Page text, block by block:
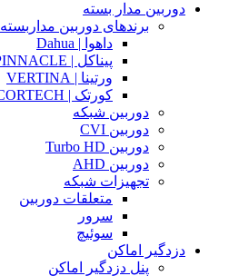
دوربین مدار بسته
برندهای دوربین مداربسته
داهوا | Dahua
پیناکل | PINNACLE
ورتینا | VERTINA
کورتک | CORTECH
دوربین شبکه
دوربین CVI
دوربین Turbo HD
دوربین AHD
تجهیزات شبکه
متعلقات دوربین
سرور
سوئیچ
دزدگیر اماکن
پنل دزدگیر اماکن